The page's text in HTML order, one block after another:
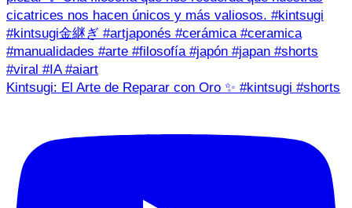
Kintsugi: El Arte de Reparar con Oro ✨ #kintsugi #shorts